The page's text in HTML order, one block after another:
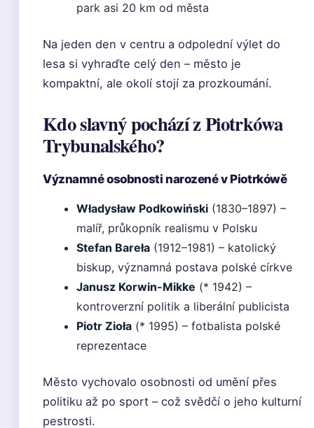
park asi 20 km od města
Na jeden den v centru a odpolední výlet do
lesa si vyhraďte celý den – město je
kompaktní, ale okolí stojí za prozkoumání.
Kdo slavný pochází z Piotrkówa
Trybunalského?
Významné osobnosti narozené v Piotrkówě
Władysław Podkowiński (1830–1897) –
malíř, průkopník realismu v Polsku
Stefan Bareła (1912–1981) – katolický
biskup, významná postava polské církve
Janusz Korwin-Mikke (* 1942) –
kontroverzní politik a liberální publicista
Piotr Zioła (* 1995) – fotbalista polské
reprezentace
Město vychovalo osobnosti od umění přes
politiku až po sport – což svědčí o jeho kulturní
pestrosti.